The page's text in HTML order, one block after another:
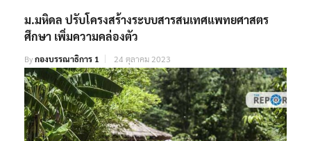
ม.มหิดล ปรับโครงสร้างระบบสารสนเทศแพทยศาสตร
ศึกษา เพิ่มความคล่องตัว
Byกองบรรณาธิการ 1 24 ตุลาคม 2023